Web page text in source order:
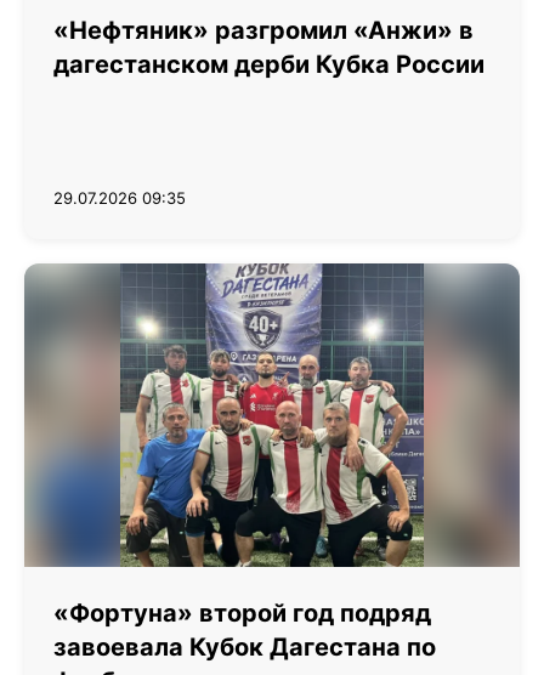
«Нефтяник» разгромил «Анжи» в
дагестанском дерби Кубка России
29.07.2026 09:35
«Фортуна» второй год подряд
завоевала Кубок Дагестана по